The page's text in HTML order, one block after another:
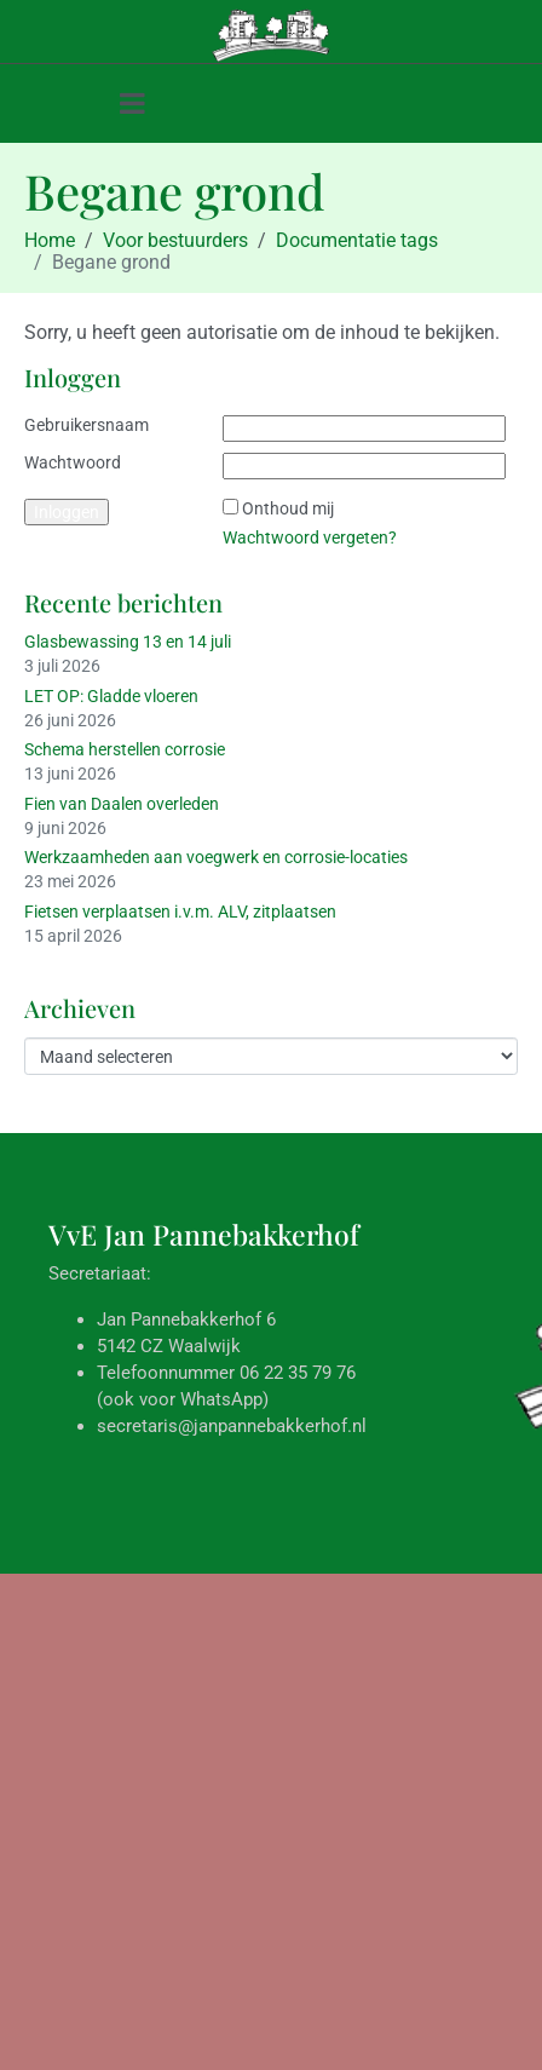
Begane grond
Home Voor bestuurders
Documentatie tags
Begane grond
Sorry, u heeft geen autorisatie om de inhoud te bekijken.
Inloggen
Gebruikersnaam
Wachtwoord
Onthoud mij
Wachtwoord vergeten?
Recente berichten
Glasbewassing 13 en 14 juli
3 juli 2026
LET OP: Gladde vloeren
26 juni 2026
Schema herstellen corrosie
13 juni 2026
Fien van Daalen overleden
9 juni 2026
Werkzaamheden aan voegwerk en corrosie-locaties
23 mei 2026
Fietsen verplaatsen i.v.m. ALV, zitplaatsen
15 april 2026
Archieven
VvE Jan Pannebakkerhof
Secretariaat:
Jan Pannebakkerhof 6
5142 CZ Waalwijk
Telefoonnummer 06 22 35 79 76
(ook voor WhatsApp)
secretaris@janpannebakkerhof.nl